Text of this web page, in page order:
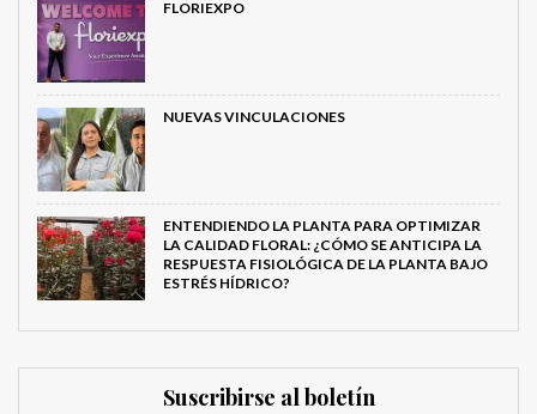
FLORIEXPO
NUEVAS VINCULACIONES
ENTENDIENDO LA PLANTA PARA OPTIMIZAR
LA CALIDAD FLORAL: ¿CÓMO SE ANTICIPA LA
RESPUESTA FISIOLÓGICA DE LA PLANTA BAJO
ESTRÉS HÍDRICO?
Suscribirse al boletín